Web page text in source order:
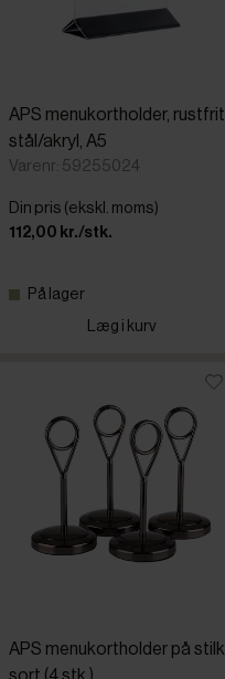
APS menukortholder, rustfrit
stål/akryl, A5
Varenr: 59255024
Din pris (ekskl. moms)
112,00 kr./stk.
På lager
Læg i kurv
APS menukortholder på stilk,